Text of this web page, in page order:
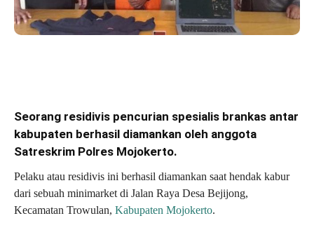
Seorang residivis pencurian spesialis brankas antar
kabupaten berhasil diamankan oleh anggota
Satreskrim Polres Mojokerto.
Pelaku atau residivis ini berhasil diamankan saat hendak kabur
dari sebuah minimarket di Jalan Raya Desa Bejijong,
Kecamatan Trowulan, Kabupaten Mojokerto.